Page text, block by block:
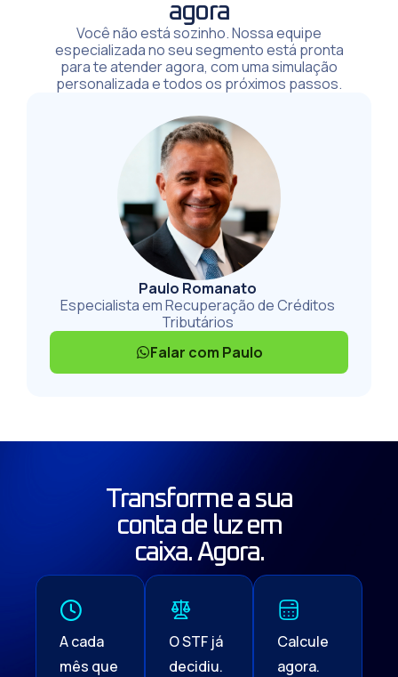
agora
Você não está sozinho. Nossa equipe
especializada no seu segmento está pronta
para te atender agora, com uma simulação
personalizada e todos os próximos passos.
Paulo Romanato
Especialista em Recuperação de Créditos
Tributários
Falar com Paulo
Transforme a sua
conta de luz em
caixa. Agora.
A cada
mês que
O STF já
decidiu.
Calcule
agora.